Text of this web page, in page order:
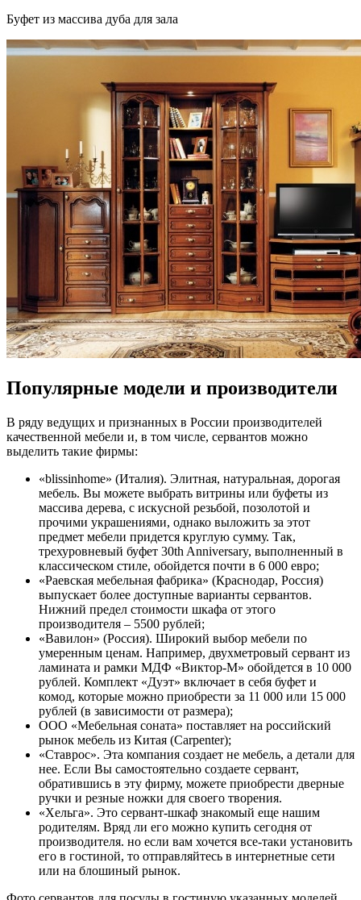
Буфет из массива дуба для зала
Популярные модели и производители
В ряду ведущих и признанных в России производителей
качественной мебели и, в том числе, сервантов можно
выделить такие фирмы:
«blissinhome» (Италия). Элитная, натуральная, дорогая
мебель. Вы можете выбрать витрины или буфеты из
массива дерева, с искусной резьбой, позолотой и
прочими украшениями, однако выложить за этот
предмет мебели придется круглую сумму. Так,
трехуровневый буфет 30th Anniversary, выполненный в
классическом стиле, обойдется почти в 6 000 евро;
«Раевская мебельная фабрика» (Краснодар, Россия)
выпускает более доступные варианты сервантов.
Нижний предел стоимости шкафа от этого
производителя – 5500 рублей;
«Вавилон» (Россия). Широкий выбор мебели по
умеренным ценам. Например, двухметровый сервант из
ламината и рамки МДФ «Виктор-М» обойдется в 10 000
рублей. Комплект «Дуэт» включает в себя буфет и
комод, которые можно приобрести за 11 000 или 15 000
рублей (в зависимости от размера);
ООО «Мебельная соната» поставляет на российский
рынок мебель из Китая (Carpenter);
«Ставрос». Эта компания создает не мебель, а детали для
нее. Если Вы самостоятельно создаете сервант,
обратившись в эту фирму, можете приобрести дверные
ручки и резные ножки для своего творения.
«Хельга». Это сервант-шкаф знакомый еще нашим
родителям. Вряд ли его можно купить сегодня от
производителя. но если вам хочется все-таки установить
его в гостиной, то отправляйтесь в интернетные сети
или на блошиный рынок.